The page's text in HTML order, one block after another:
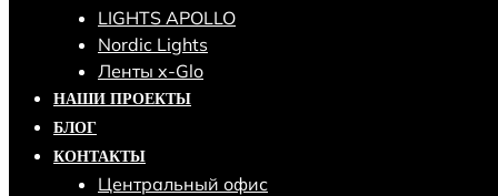
LIGHTS APOLLO
Nordic Lights
Ленты x-Glo
НАШИ ПРОЕКТЫ
БЛОГ
КОНТАКТЫ
Центральный офис